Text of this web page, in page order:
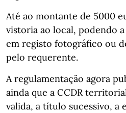
Até ao montante de 5000
vistoria ao local, podendo
em registo fotográfico ou
pelo requerente.
A regulamentação agora
ainda que a CCDR
valida, a título sucessivo, a